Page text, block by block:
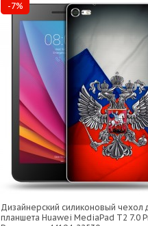
-7%
Дизайнерский силиконовый чехол
планшета Huawei MediaPad T2 7.0